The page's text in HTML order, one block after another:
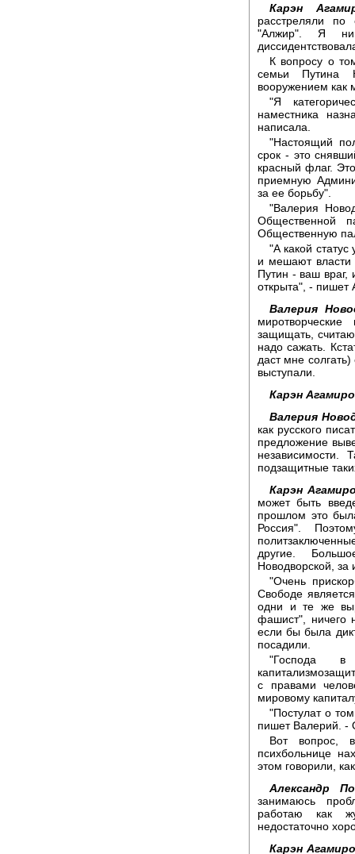
Карэн
расстреляли
"Алжир". Я
К вопросу о
семьи Путина
вооружением как
"Я
наместника
написала.
"Настоящий
срок - это
красный флаг.
приемную
за ее борьбу".
"Валерия
Общественной
Общественную
"А какой
и мешают власти
Путин - ваш враг,
открыта", - пишет
Валерия
защищать,
надо сажать.
даст мне
выступали.
Карэн
Валерия
как русского
предложение
независимости.
подзащитные
Карэн
может быть
прошлом это
Россия".
другие.
Новодворской, за
"Очень
Свободе
одни и те же
фашист", ничего
если бы была
посадили.
"Господа
с правами
мировому
"Постулат о
пишет Валерий. -
Вот вопрос,
психбольнице
этом говорили,
Александр
занимаюсь
работаю как
недостаточно
Карэн